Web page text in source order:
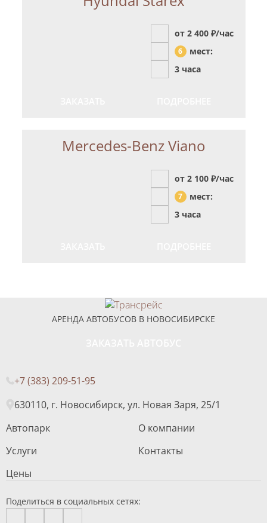
от 2 400 ₽/час
6
мест:
3 часа
Mercedes-Benz Viano
от 2 100 ₽/час
7
мест:
3 часа
АРЕНДА АВТОБУСОВ В НОВОСИБИРСКЕ
+7 (383) 209-51-95
630110, г. Новосибирск, ул. Новая Заря, 25/1
Автопарк
Услуги
Цены
О компании
Контакты
Поделиться в социальных сетях: